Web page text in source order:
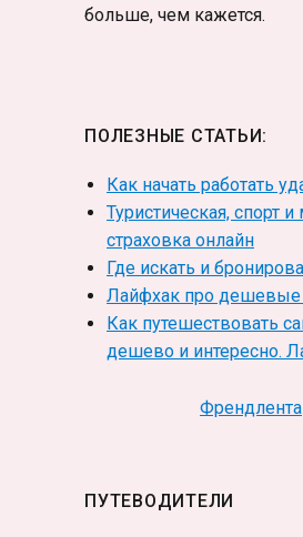
больше, чем кажется.
ПОЛЕЗНЫЕ СТАТЬИ:
Как начать работать
Туристическая, спорт и
страховка онлайн
Где искать и
Лайфхак про дешевые
Как путешествовать
дешево и интересно.
Френдлента
ПУТЕВОДИТЕЛИ